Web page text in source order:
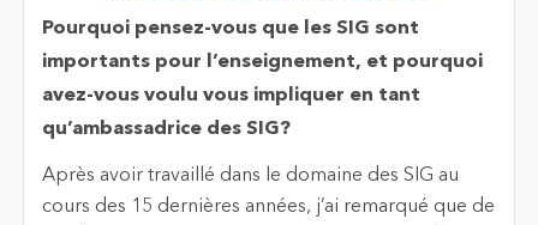
Pourquoi pensez-vous que les SIG sont
importants pour l’enseignement, et pourquoi
avez-vous voulu vous impliquer en tant
qu’ambassadrice des SIG?
Après avoir travaillé dans le domaine des SIG au
cours des 15 dernières années, j’ai remarqué que de